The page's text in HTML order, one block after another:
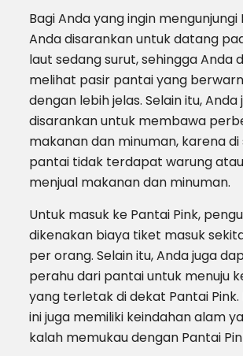
Bagi Anda yang ingin mengunjungi
Anda disarankan untuk datang
laut sedang surut, sehingga Anda
melihat pasir pantai yang
dengan lebih jelas. Selain itu, Anda
disarankan untuk membawa
makanan dan minuman, karena
pantai tidak terdapat warung
menjual makanan dan minuman.
Untuk masuk ke Pantai Pink,
dikenakan biaya tiket masuk
per orang. Selain itu, Anda juga
perahu dari pantai untuk menuju
yang terletak di dekat Pantai Pink.
ini juga memiliki keindahan alam
kalah memukau dengan Pantai